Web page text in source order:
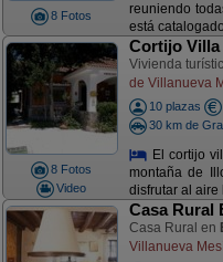
8 Fotos
reuniendo
está
8 Fotos
Video
Cortijo Villa
Vivienda
de Villanueva
10 plazas
30 km de
El cortijo
montaña de
disfrutar al aire
Casa Rural
Casa Rural en
Villanueva